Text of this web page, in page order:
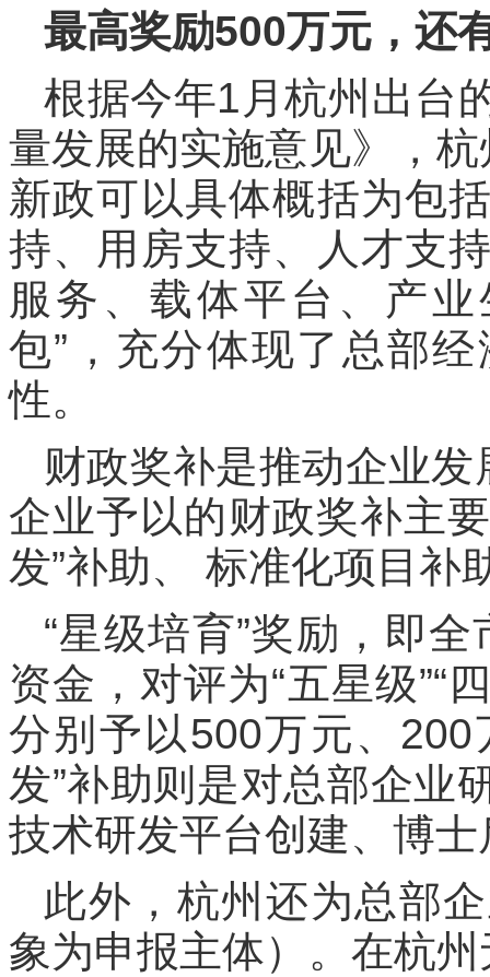
最高奖励500万元，还
根据今年1月杭州出台
量发展的实施意见》，
新政可以具体概括为包
持、用房支持、人才支
服务、载体平台、产
包”，充分体现了总部
性。
财政奖补是推动企业发
企业予以的财政奖补主
发”补助、 标准化项目补
“星级培育”奖励，即
资金，对评为“五星级”“
分别予以500万元、
发”补助则是对总部企业
技术研发平台创建、博
此外，杭州还为总部
象为申报主体）。在杭